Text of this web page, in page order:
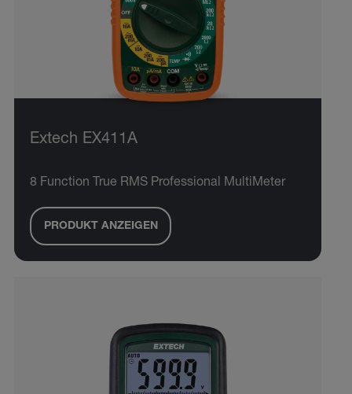
Extech EX411A
8 Function True RMS Professional MultiMeter
PRODUKT ANZEIGEN